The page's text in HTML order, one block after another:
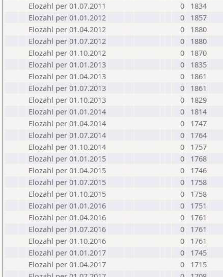
Elozahl per 01.07.2011
0
1834
Elozahl per 01.01.2012
0
1857
Elozahl per 01.04.2012
0
1880
Elozahl per 01.07.2012
0
1880
Elozahl per 01.10.2012
0
1870
Elozahl per 01.01.2013
0
1835
Elozahl per 01.04.2013
0
1861
Elozahl per 01.07.2013
0
1861
Elozahl per 01.10.2013
0
1829
Elozahl per 01.01.2014
0
1814
Elozahl per 01.04.2014
0
1747
Elozahl per 01.07.2014
0
1764
Elozahl per 01.10.2014
0
1757
Elozahl per 01.01.2015
0
1768
Elozahl per 01.04.2015
0
1746
Elozahl per 01.07.2015
0
1758
Elozahl per 01.10.2015
0
1758
Elozahl per 01.01.2016
0
1751
Elozahl per 01.04.2016
0
1761
Elozahl per 01.07.2016
0
1761
Elozahl per 01.10.2016
0
1761
Elozahl per 01.01.2017
0
1745
Elozahl per 01.04.2017
0
1715